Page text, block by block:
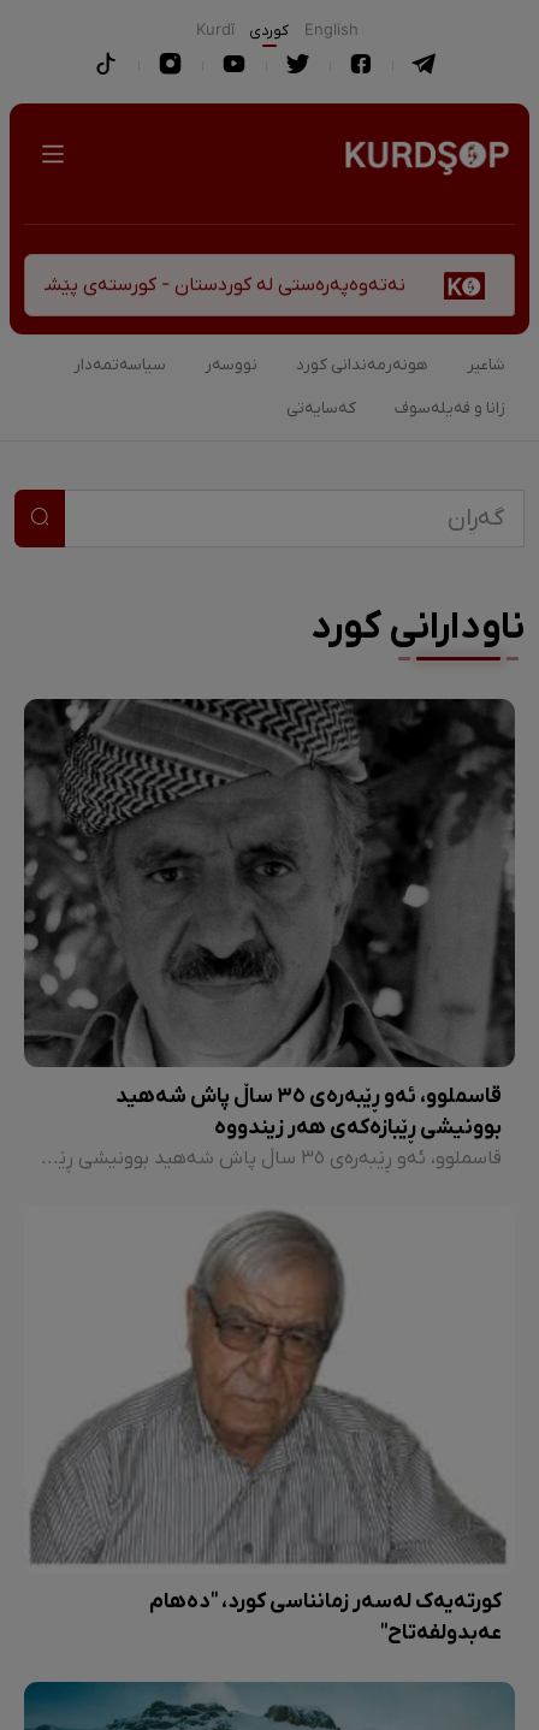
English كوردی Kurdî
لە کوردستان - کورستەی پێشڤەچوونی مێژوویی و
شاعیر هونەرمەندانی کورد نووسەر سیاسەتمەدار
زانا و فەیلەسوف کەسایەتی
ناودارانی کورد
قاسملوو، ئەو ڕێبەرەی ٣٥ ساڵ پاش شەهید
بوونیشی ڕێبازەکەی هەر زیندووە
قاسملوو، ئەو ڕێبەرەی ٣٥ ساڵ پاش شەهید بوونیشی ڕێبازەکەی هەر زیندووە
کورتەیەک لەسەر زمانناسی کورد، "دەهام
عەبدولفەتاح"